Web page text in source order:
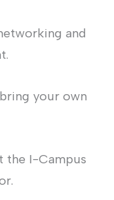
and
your own
the I-Campus